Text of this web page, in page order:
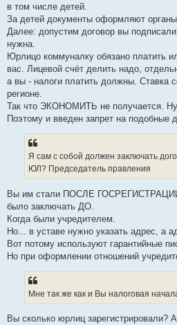
в том числе детей.
За детей документы оформляют органы
Далее: допустим договор вы
нужна.
Юрлицо коммуналку обязано платить
вас. Лицевой счёт делить надо,
а вы - налоги платить должны. Ставка
регионе.
Так что ЭКОНОМИТЬ не получается. Ну,
Поэтому и введен запрет на подобные
Я сам с собой должен заключать
ЮЛ? Председатель правления
Вы им стали ПОСЛЕ
было заключать ДО.
Когда были учредителем.
Но... в уставе нужно указать адрес, а
Вот потому используют гарантийные
Но при оформлении отношений
Мне так же как и Вы налоговая
Вы сколько юрлиц зарегистрировали?